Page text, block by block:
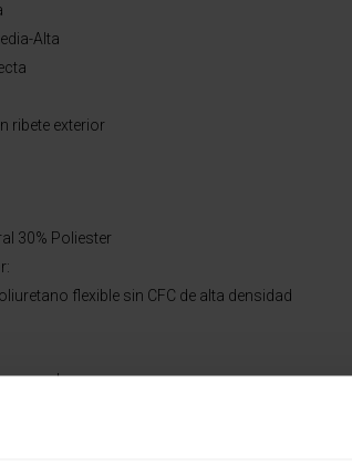
Alta
ribete exterior
30% Poliester
flexible sin CFC de alta densidad
flexible sin CFC de alta densidad